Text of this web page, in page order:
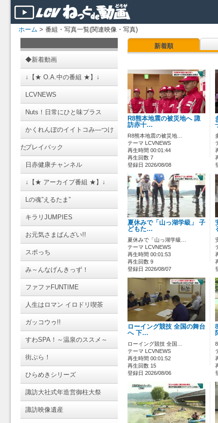
ホーム > 番組・写真一覧(関連映像・写真)
◆新着動画
↓【★ O.A.中の番組 ★】↓
LCVNEWS
Nuts！日常にひと味プラス
かくれんぼのイイトコみ―つけ
たプレイバック
日赤健康チャンネル
↓【★ アーカイブ番組 ★】↓
Lの魂”えるたま”
キラリJUMPIES
お元気さまばんざい!!
スポっち
み～んなげんきっず！
ファファFUNTIME
人生はロマン イロドリ喫茶
ガッコウゥ!!
すわSPA！～温泉のススメ～
街ぶら！
ひらめきシリーズ
諏訪大社式年造営御柱大祭
諏訪映像遺産
新着順
R8熊本地震の被災地へ 諏
訪赤十…
R8熊本地震の被災地…
テーマ LCVNEWS
再生時間 00:01:44
再生回数 7
登録日 2026/08/08
夏休みで「山っ湖学級」 子
どもた…
夏休みで「山っ湖学級…
テーマ LCVNEWS
再生時間 00:01:53
再生回数 9
登録日 2026/08/07
ローイング競技 全国の舞台
へ 下…
ローイング競技 全国…
テーマ LCVNEWS
再生時間 00:01:52
再生回数 15
登録日 2026/08/06